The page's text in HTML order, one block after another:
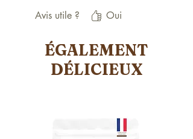
Avis utile ? Oui
ÉGALEMENT
DÉLICIEUX